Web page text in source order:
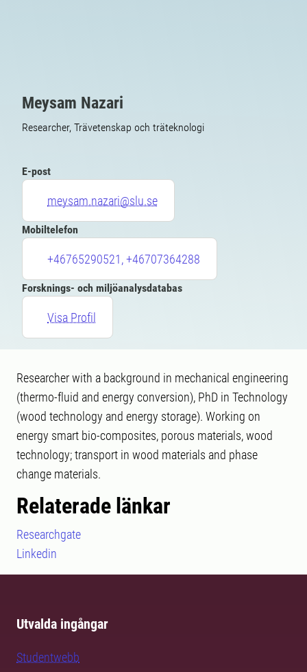
Meysam Nazari
Researcher, Trävetenskap och träteknologi
E-post
meysam.nazari@slu.se
Mobiltelefon
+46765290521, +46707364288
Forsknings- och miljöanalysdatabas
Visa Profil
Researcher with a background in mechanical engineering
(thermo-fluid and energy conversion), PhD in Technology
(wood technology and energy storage). Working on
energy smart bio-composites, porous materials, wood
technology; transport in wood materials and phase
change materials.
Relaterade länkar
Researchgate
Linkedin
Utvalda ingångar
Studentwebb